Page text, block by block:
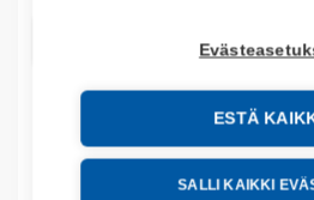
ESTÄ
SALLI KAIKKI
LISÄÄ
Tuotekoodit